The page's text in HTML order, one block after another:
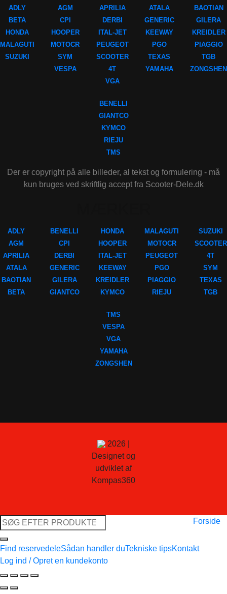
ADLY
BETA
HONDA
MALAGUTI
SUZUKI
AGM
CPI
HOOPER
MOTOCR
SYM
VESPA
APRILIA
DERBI
ITAL-JET
PEUGEOT
SCOOTER
4T
VGA
ATALA
GENERIC
KEEWAY
PGO
TEXAS
YAMAHA
BAOTIAN
GILERA
KREIDLER
PIAGGIO
TGB
ZONGSHEN
BENELLI
GIANTCO
KYMCO
RIEJU
TMS
Der er copyright på alle billeder, al tekst og formulering - må
kun bruges ved skriftlig accept fra Scooter-Dele.dk
ADLY
AGM
APRILIA
ATALA
BAOTIAN
BETA
BENELLI
CPI
DERBI
GENERIC
GILERA
GIANTCO
HONDA
HOOPER
ITAL-JET
KEEWAY
KREIDLER
KYMCO
MALAGUTI
MOTOCR
PEUGEOT
PGO
PIAGGIO
RIEJU
SUZUKI
SCOOTER
4T
SYM
TEXAS
TGB
TMS
VESPA
VGA
YAMAHA
ZONGSHEN
2026 |
Designet og
udviklet af
Kompas360
Søg
efter:
Forside
Find reservedeleSådan handler duTekniske tipsKontakt
Log ind / Opret en kundekonto